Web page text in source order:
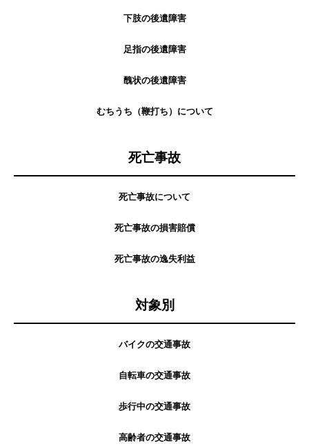
下肢の後遺障害
足指の後遺障害
醜状の後遺障害
むちうち（鞭打ち）について
死亡事故
死亡事故について
死亡事故の損害賠償
死亡事故の逸失利益
対象別
バイクの交通事故
自転車の交通事故
歩行中の交通事故
高齢者の交通事故